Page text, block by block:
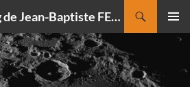
CIELMANIA : le blog de Jean-Baptiste FELDMANN, photographe du ciel
MENU